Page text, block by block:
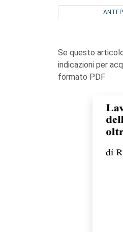
Se questo
indicazioni per
formato PDF